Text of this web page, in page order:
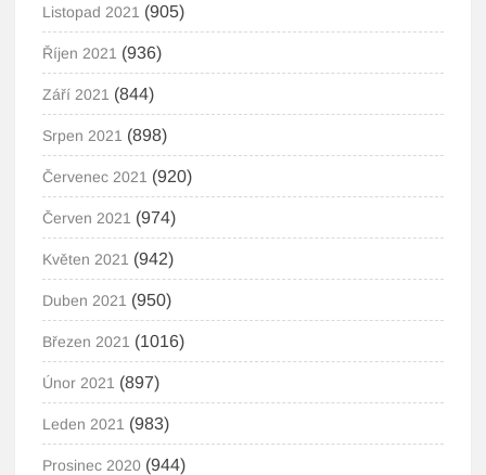
Listopad 2021 (905)
Říjen 2021 (936)
Září 2021 (844)
Srpen 2021 (898)
Červenec 2021 (920)
Červen 2021 (974)
Květen 2021 (942)
Duben 2021 (950)
Březen 2021 (1016)
Únor 2021 (897)
Leden 2021 (983)
Prosinec 2020 (944)